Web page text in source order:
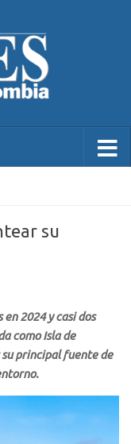
su
2024 y casi dos
como Isla de
principal fuente de